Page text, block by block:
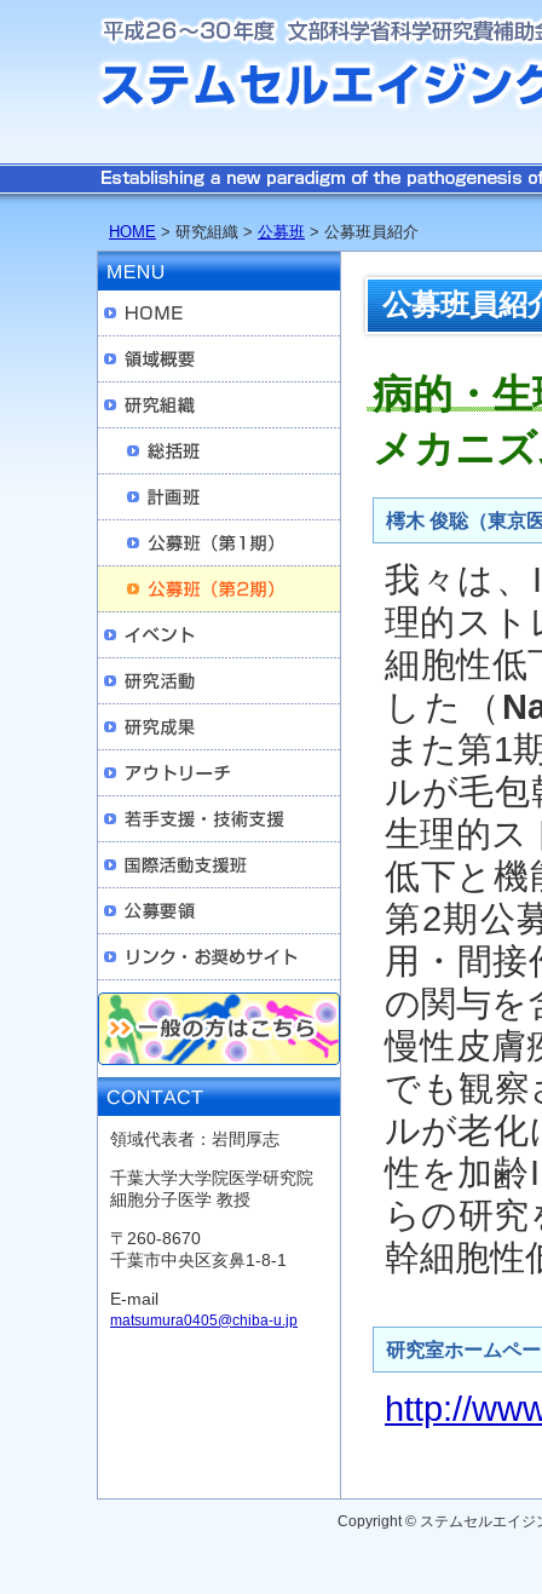
HOME > 研究組織 > 公募班 > 公募班員紹介
領域代表者：岩間厚志
千葉大学大学院医学研究院
細胞分子医学 教授
〒260-8670
千葉市中央区亥鼻1-8-1
E-mail
matsumura0405@chiba-u.jp
公募班員紹
病的・
メカニ
樗木 俊聡（東京
我々は
理的スト
細胞性低
した（
また第1
ルが毛
生理的ス
低下と機
第2期公
用・間
の関与を
慢性皮膚
でも観
ルが老化
性を加齢
らの研
幹細胞性
研究室ホームペ
http://
Copyright © ステムセルエイジ